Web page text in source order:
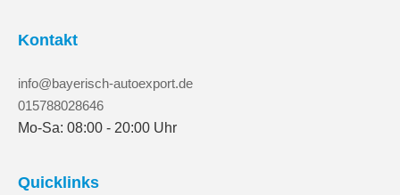
Kontakt
info@bayerisch-autoexport.de
015788028646
Mo-Sa: 08:00 - 20:00 Uhr
Quicklinks